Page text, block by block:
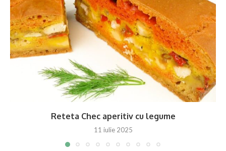
Reteta Chec aperitiv cu legume
11 iulie 2025